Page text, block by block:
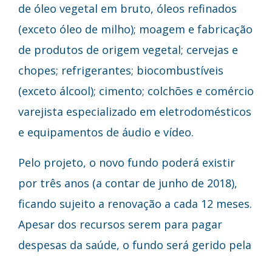
de óleo vegetal em bruto, óleos refinados
(exceto óleo de milho); moagem e fabricação
de produtos de origem vegetal; cervejas e
chopes; refrigerantes; biocombustíveis
(exceto álcool); cimento; colchões e comércio
varejista especializado em eletrodomésticos
e equipamentos de áudio e vídeo.
Pelo projeto, o novo fundo poderá existir
por três anos (a contar de junho de 2018),
ficando sujeito a renovação a cada 12 meses.
Apesar dos recursos serem para pagar
despesas da saúde, o fundo será gerido pela